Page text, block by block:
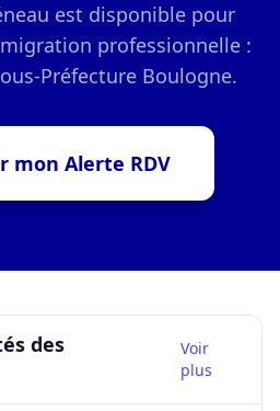
est disponible pour
professionnelle :
Préfecture Boulogne.
mon Alerte RDV
des
Voir
plus